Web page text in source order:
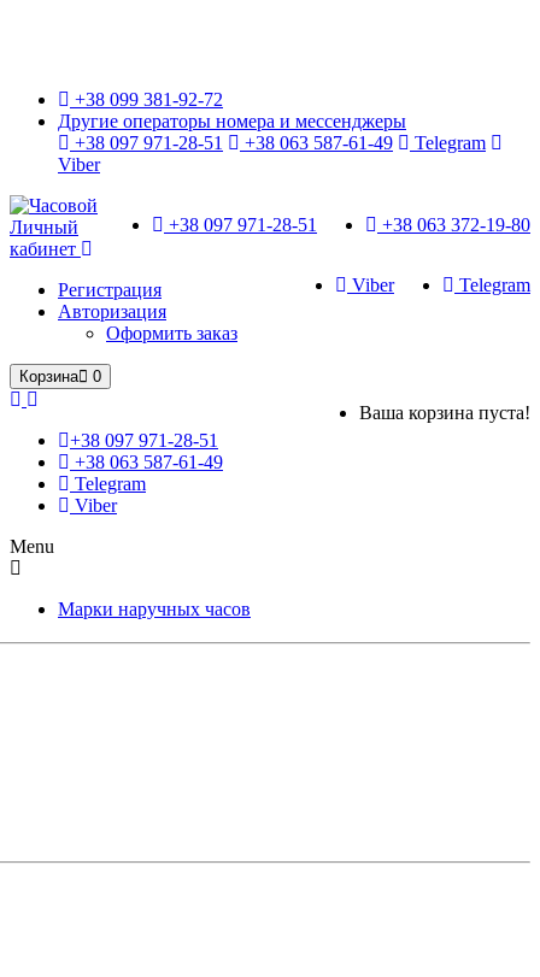
+38 099 381-92-72
Другие операторы номера и мессенджеры
+38 097 971-28-51
+38 063 587-61-49
Telegram
Viber
+38 063 372-19-80
+38 097 971-28-51
Telegram
Viber
Личный
кабинет
Регистрация
Авторизация
Оформить заказ
Корзина 0
Ваша корзина пуста!
+38 097 971-28-51
+38 063 587-61-49
Telegram
Viber
Menu
Марки наручных часов